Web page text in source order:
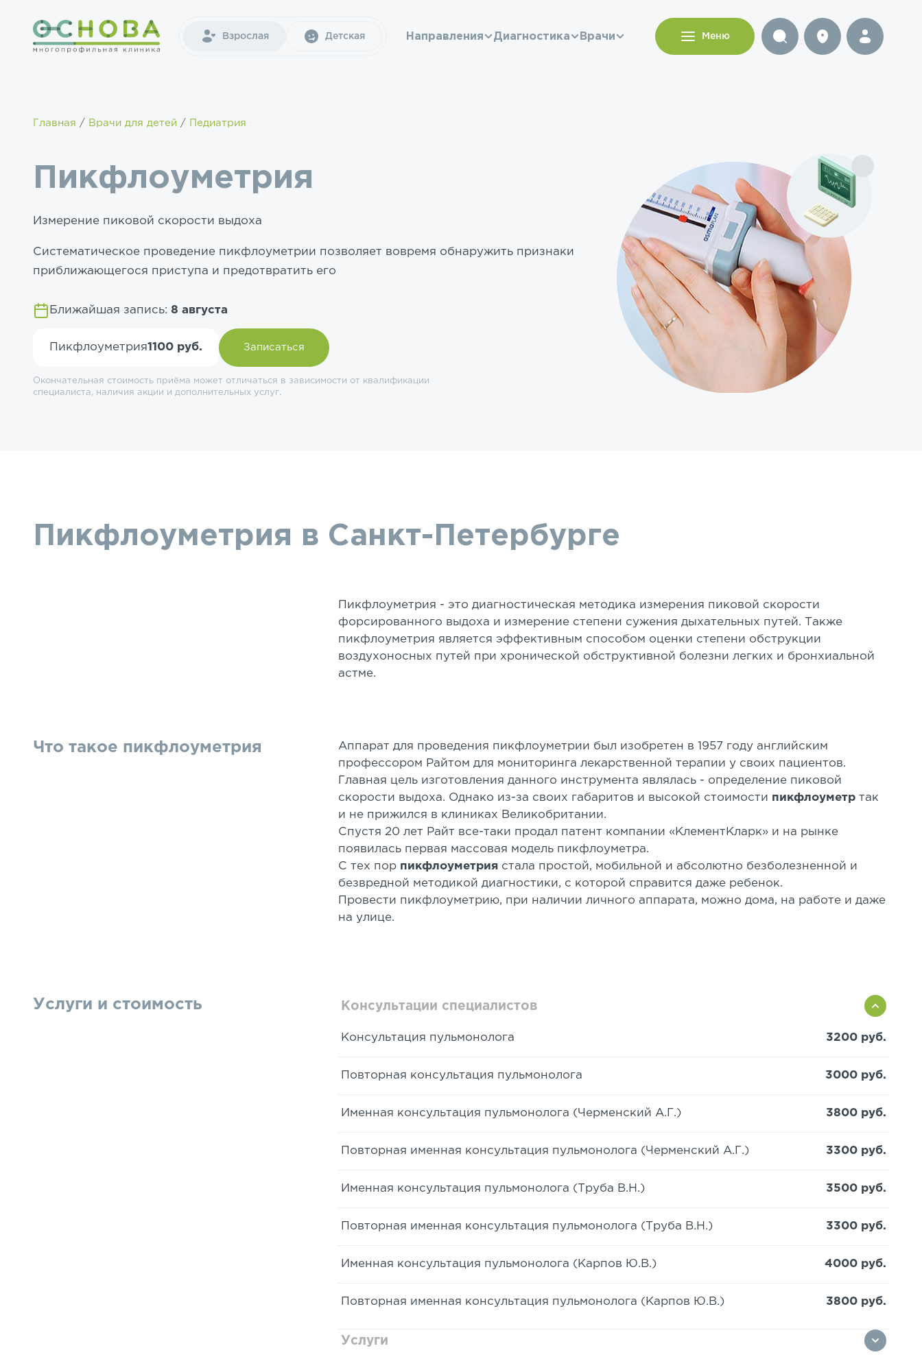
Взрослая Детская Направления Диагностика Врачи Меню
Главная Врачи для детей Педиатрия
Пикфлоуметрия
Измерение пиковой скорости выдоха
Систематическое проведение пикфлоуметрии позволяет вовремя обнаружить признаки
приближающегося приступа и предотвратить его
Ближайшая запись: 8 августа
Пикфлоуметрия1100 руб. Записаться
Окончательная стоимость приёма может отличаться в зависимости от квалификации
специалиста, наличия акции и дополнительных услуг.
Пикфлоуметрия в Санкт-Петербурге
Пикфлоуметрия - это диагностическая методика измерения пиковой скорости
форсированного выдоха и измерение степени сужения дыхательных путей. Также
пикфлоуметрия является эффективным способом оценки степени обструкции
воздухоносных путей при хронической обструктивной болезни легких и бронхиальной
астме.
Что такое пикфлоуметрия
Аппарат для проведения пикфлоуметрии был изобретен в 1957 году английским
профессором Райтом для мониторинга лекарственной терапии у своих пациентов.
Главная цель изготовления данного инструмента являлась - определение пиковой
скорости выдоха. Однако из-за своих габаритов и высокой стоимости пикфлоуметр так
и не прижился в клиниках Великобритании.
Спустя 20 лет Райт все-таки продал патент компании «КлементКларк» и на рынке
появилась первая массовая модель пикфлоуметра.
С тех пор пикфлоуметрия стала простой, мобильной и абсолютно безболезненной и
безвредной методикой диагностики, с которой справится даже ребенок.
Провести пикфлоуметрию, при наличии личного аппарата, можно дома, на работе и даже
на улице.
Услуги и стоимость Консультации специалистов
Консультация пульмонолога 3200 руб.
Повторная консультация пульмонолога 3000 руб.
Именная консультация пульмонолога (Черменский А.Г.) 3800 руб.
Повторная именная консультация пульмонолога (Черменский А.Г.) 3300 руб.
Именная консультация пульмонолога (Труба В.Н.) 3500 руб.
Повторная именная консультация пульмонолога (Труба В.Н.) 3300 руб.
Именная консультация пульмонолога (Карпов Ю.В.) 4000 руб.
Повторная именная консультация пульмонолога (Карпов Ю.В.) 3800 руб.
Услуги